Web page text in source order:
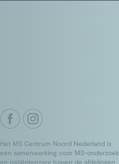
Het MS Centrum Noord Nederland is
een samenwerking voor MS-onderzoek
en patiëntenzorg tussen de afdelingen